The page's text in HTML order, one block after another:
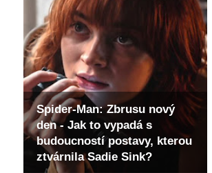
Spider-Man: Zbrusu nový
den - Jak to vypadá s
budoucností postavy, kterou
ztvárnila Sadie Sink?